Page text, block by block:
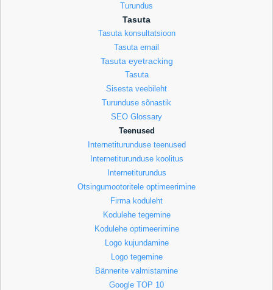
Turundus
Tasuta
Tasuta konsultatsioon
Tasuta email
Tasuta eyetracking
Tasuta
Sisesta veebileht
Turunduse sõnastik
SEO Glossary
Teenused
Internetiturunduse teenused
Internetiturunduse koolitus
Internetiturundus
Otsingumootoritele optimeerimine
Firma koduleht
Kodulehe tegemine
Kodulehe optimeerimine
Logo kujundamine
Logo tegemine
Bännerite valmistamine
Google TOP 10